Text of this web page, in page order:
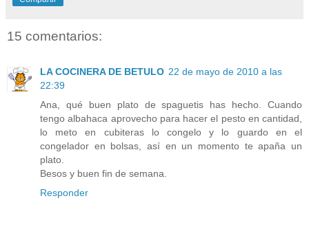
15 comentarios:
LA COCINERA DE BETULO 22 de mayo de 2010 a las
22:39
Ana, qué buen plato de spaguetis has hecho. Cuando
tengo albahaca aprovecho para hacer el pesto en cantidad,
lo meto en cubiteras lo congelo y lo guardo en el
congelador en bolsas, así en un momento te apaña un
plato.
Besos y buen fin de semana.
Responder